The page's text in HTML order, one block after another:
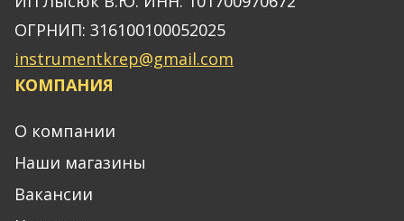
ОГРНИП: 316100100052025
instrumentkrep@gmail.com
КОМПАНИЯ
О компании
Наши магазины
Вакансии